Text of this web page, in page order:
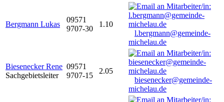
Bergmann Lukas
09571
9707-30
1.10
l.bergmann@gemeinde-
michelau.de
Biesenecker Rene
Sachgebietsleiter
09571
9707-15
2.05
biesenecker@gemeinde-
michelau.de